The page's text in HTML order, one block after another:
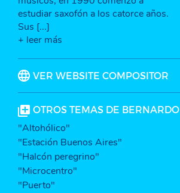
estudiar saxofón a los catorce años.
Sus [...]
+ leer más
VER WEBSITE COMPOSITOR
OTROS TEMAS DE BERNARDO
"Altohólico"
"Estación Buenos Aires"
"Halcón peregrino"
"Microcentro"
"Puerto"